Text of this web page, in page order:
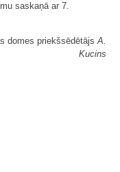
saskaņā ar 7.
domes priekšsēdētājsA.
Kucins